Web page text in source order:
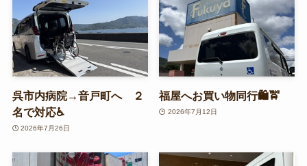
呉市内病院→音戸町へ ２
名で対応♿
2026年7月26日
福屋へお買い物同行🛍️🚖
2026年7月12日